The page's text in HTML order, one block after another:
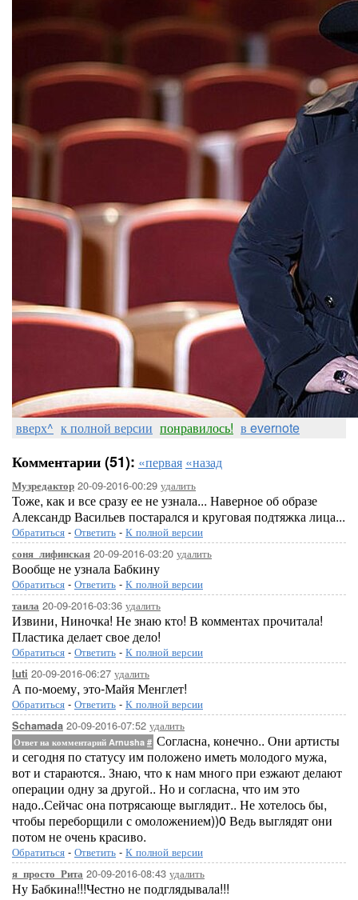
вверх^ к полной версии понравилось! в evernote
Комментарии (51): «первая «назад
Музредактор 20-09-2016-00:29 удалить
Тоже, как и все сразу ее не узнала... Наверное об образе
Александр Васильев постарался и круговая подтяжка лица...
Обратиться - Ответить - К полной версии
соня_лифинская 20-09-2016-03:20 удалить
Вообще не узнала Бабкину
Обратиться - Ответить - К полной версии
таила 20-09-2016-03:36 удалить
Извини, Ниночка! Не знаю кто! В комментах прочитала!
Пластика делает свое дело!
Обратиться - Ответить - К полной версии
luti 20-09-2016-06:27 удалить
А по-моему, это-Майя Менглет!
Обратиться - Ответить - К полной версии
Schamada 20-09-2016-07:52 удалить
Ответ на комментарий Arnusha # Согласна, конечно.. Они артисты
и сегодня по статусу им положено иметь молодого мужа,
вот и стараются.. Знаю, что к нам много при езжают делают
операции одну за другой.. Но и согласна, что им это
надо..Сейчас она потрясающе выглядит.. Не хотелось бы,
чтобы переборщили с омоложением))0 Ведь выглядят они
потом не очень красиво.
Обратиться - Ответить - К полной версии
я_просто_Рита 20-09-2016-08:43 удалить
Ну Бабкина!!!Честно не подглядывала!!!